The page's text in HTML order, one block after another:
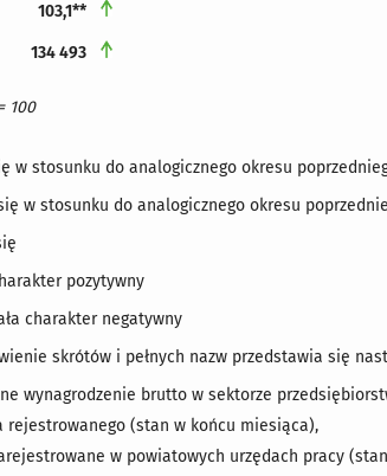
103,1**
134 493
100
w stosunku do analogicznego okresu
w stosunku do analogicznego okresu
pozytywny
charakter negatywny
skrótów i pełnych nazw przedstawia się
wynagrodzenie brutto w sektorze
(stan w końcu miesiąca),
w powiatowych urzędach pracy